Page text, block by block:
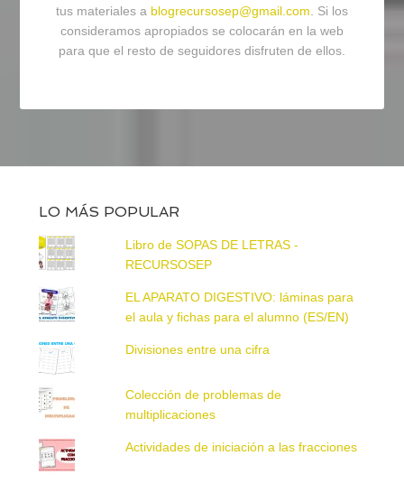
tus materiales a blogrecursosep@gmail.com. Si los
consideramos apropiados se colocarán en la web
para que el resto de seguidores disfruten de ellos.
LO MÁS POPULAR
Libro de SOPAS DE LETRAS -
RECURSOSEP
EL APARATO DIGESTIVO: láminas para
el aula y fichas para el alumno (ES/EN)
Divisiones entre una cifra
Colección de problemas de
multiplicaciones
Actividades de iniciación a las fracciones